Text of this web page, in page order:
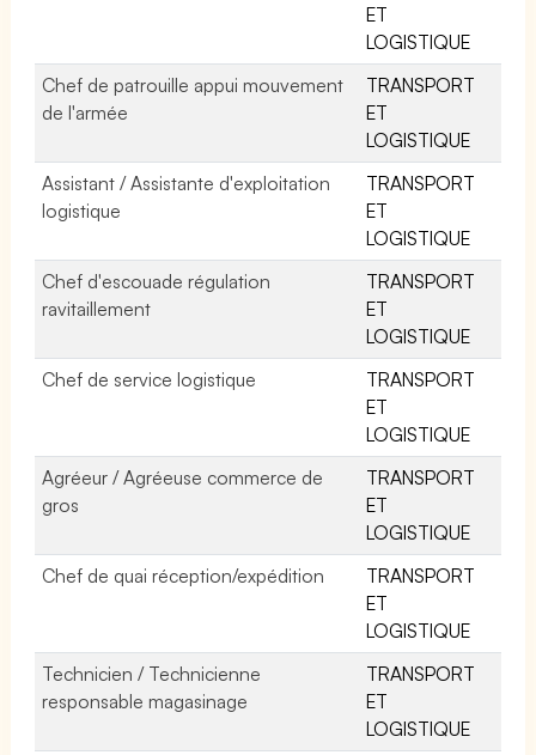
ET
LOGISTIQUE
Chef de patrouille appui mouvement
de l'armée
TRANSPORT
ET
LOGISTIQUE
Assistant / Assistante d'exploitation
logistique
TRANSPORT
ET
LOGISTIQUE
Chef d'escouade régulation
ravitaillement
TRANSPORT
ET
LOGISTIQUE
Chef de service logistique
TRANSPORT
ET
LOGISTIQUE
Agréeur / Agréeuse commerce de
gros
TRANSPORT
ET
LOGISTIQUE
Chef de quai réception/expédition
TRANSPORT
ET
LOGISTIQUE
Technicien / Technicienne
responsable magasinage
TRANSPORT
ET
LOGISTIQUE